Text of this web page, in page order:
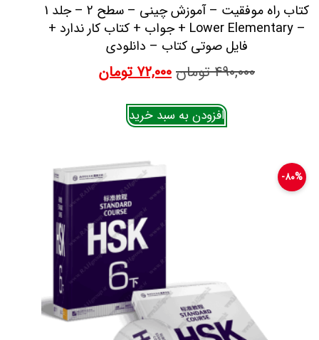
کتاب راه موفقیت – آموزش چینی – سطح 2 – جلد 1
– Lower Elementary + جواب + کتاب کار ندارد +
فایل صوتی کتاب – دانلودی
۴۹۰,۰۰۰تومان۷۲,۰۰۰تومان
افزودن به سبد خرید
۸۰%-